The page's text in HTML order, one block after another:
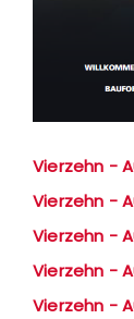
Vierzehn -
Vierzehn -
Vierzehn -
Vierzehn -
Vierzehn -